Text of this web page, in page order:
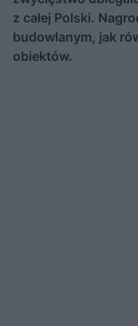
z całej Polski.
budowlanym, jak
obiektów.